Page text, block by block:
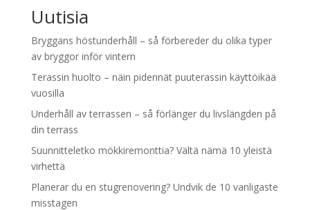
Uutisia
Bryggans höstunderhåll – så förbereder du olika typer
av bryggor inför vintern
Terassin huolto – näin pidennät puuterassin käyttöikää
vuosilla
Underhåll av terrassen – så förlänger du livslängden på
din terrass
Suunnitteletko mökkiremonttia? Vältä nämä 10 yleistä
virhettä
Planerar du en stugrenovering? Undvik de 10 vanligaste
misstagen